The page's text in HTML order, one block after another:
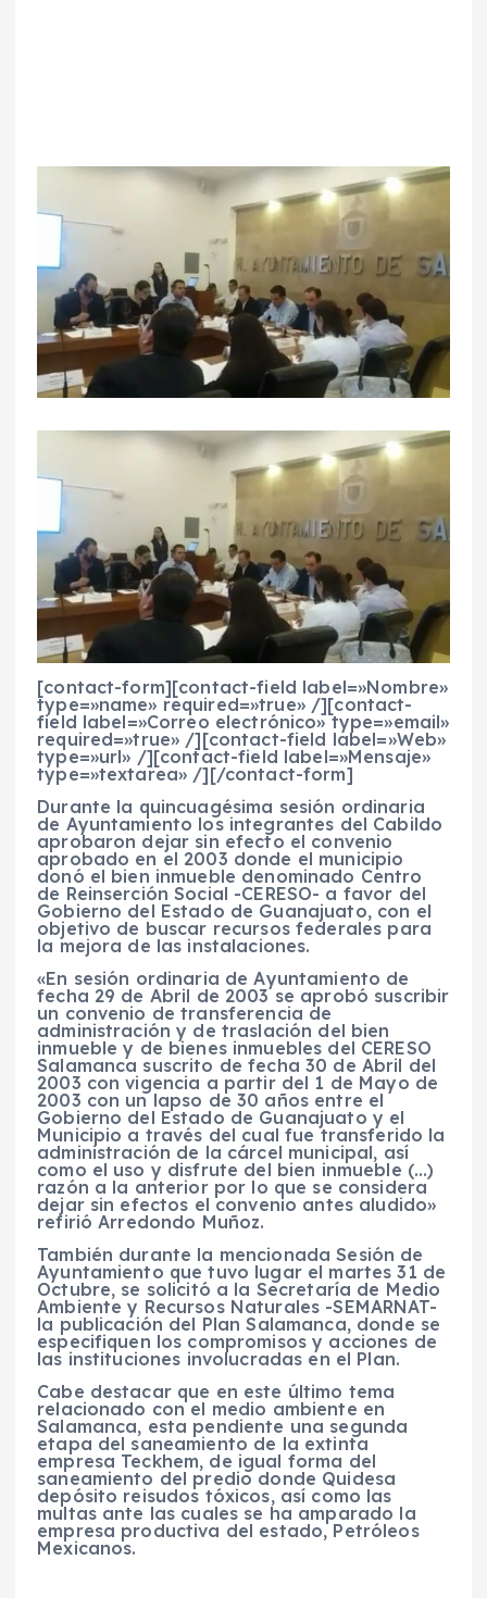
[contact-form][contact-field label=»Nombre»
type=»name» required=»true» /][contact-
field label=»Correo electrónico» type=»email»
required=»true» /][contact-field label=»Web»
type=»url» /][contact-field label=»Mensaje»
type=»textarea» /][/contact-form]
Durante la quincuagésima sesión ordinaria
de Ayuntamiento los integrantes del Cabildo
aprobaron dejar sin efecto el convenio
aprobado en el 2003 donde el municipio
donó el bien inmueble denominado Centro
de Reinserción Social -CERESO- a favor del
Gobierno del Estado de Guanajuato, con el
objetivo de buscar recursos federales para
la mejora de las instalaciones.
«En sesión ordinaria de Ayuntamiento de
fecha 29 de Abril de 2003 se aprobó suscribir
un convenio de transferencia de
administración y de traslación del bien
inmueble y de bienes inmuebles del CERESO
Salamanca suscrito de fecha 30 de Abril del
2003 con vigencia a partir del 1 de Mayo de
2003 con un lapso de 30 años entre el
Gobierno del Estado de Guanajuato y el
Municipio a través del cual fue transferido la
administración de la cárcel municipal, así
como el uso y disfrute del bien inmueble (…)
razón a la anterior por lo que se considera
dejar sin efectos el convenio antes aludido»
refirió Arredondo Muñoz.
También durante la mencionada Sesión de
Ayuntamiento que tuvo lugar el martes 31 de
Octubre, se solicitó a la Secretaría de Medio
Ambiente y Recursos Naturales -SEMARNAT-
la publicación del Plan Salamanca, donde se
especifiquen los compromisos y acciones de
las instituciones involucradas en el Plan.
Cabe destacar que en este último tema
relacionado con el medio ambiente en
Salamanca, esta pendiente una segunda
etapa del saneamiento de la extinta
empresa Teckhem, de igual forma del
saneamiento del predio donde Quidesa
depósito reisudos tóxicos, así como las
multas ante las cuales se ha amparado la
empresa productiva del estado, Petróleos
Mexicanos.